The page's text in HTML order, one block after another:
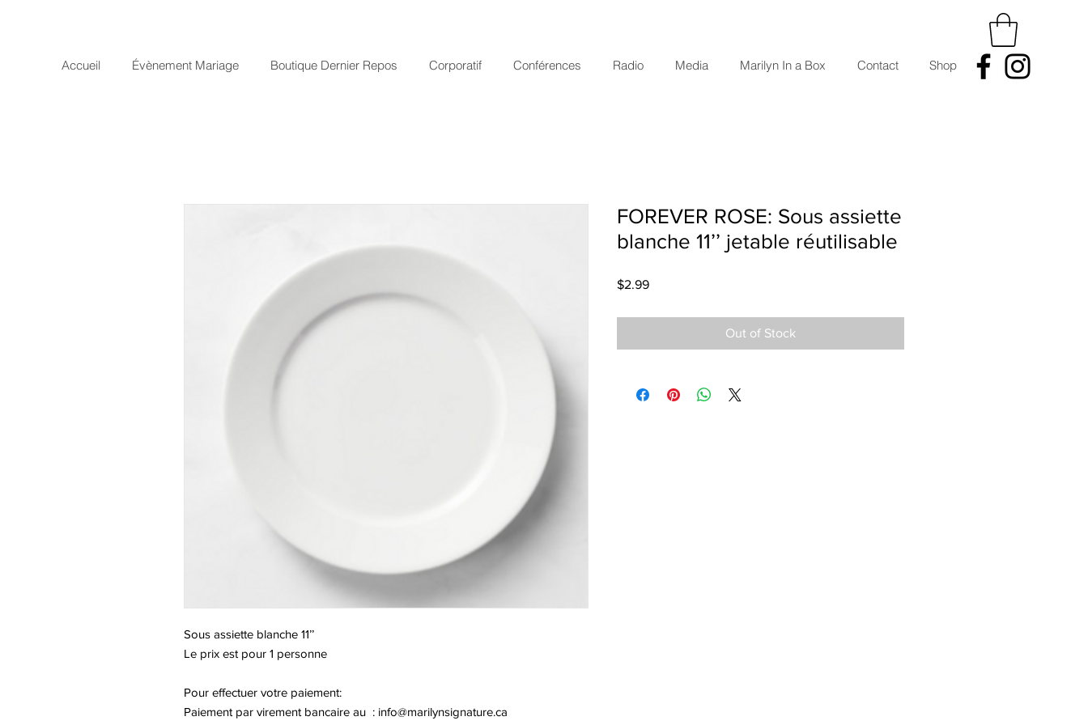
Accueil Évènement Mariage Boutique Dernier Repos Corporatif Conférences Radio Media Marilyn In a Box Contact Shop
Sous assiette blanche 11’’
Le prix est pour 1 personne
Pour effectuer votre paiement:
Paiement par virement bancaire au : info@marilynsignature.ca
FOREVER ROSE: Sous assiette
blanche 11’’ jetable réutilisable
$2.99Price
Out of Stock